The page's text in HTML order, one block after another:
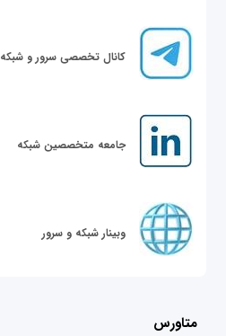
کانال تخصصی سرور و شبکه
جامعه متخصصین شبکه
وبینار شبکه و سرور
متاورس